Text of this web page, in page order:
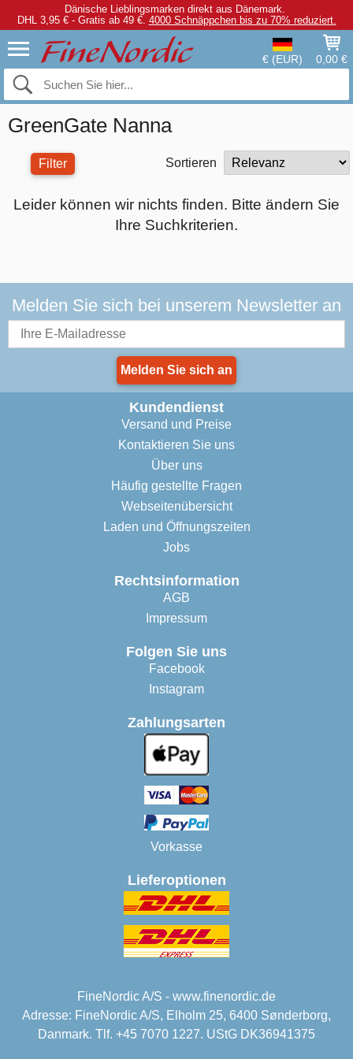
Dänische Lieblingsmarken direkt aus Dänemark.
DHL 3,95 € - Gratis ab 49 €. 4000 Schnäppchen bis zu 70% reduziert.
€ (EUR) 0,00 €
GreenGate Nanna
Filter Sortieren
Leider können wir nichts finden. Bitte ändern Sie
Ihre Suchkriterien.
Melden Sie sich bei unserem Newsletter an
Melden Sie sich an
Kundendienst
Versand und Preise
Kontaktieren Sie uns
Über uns
Häufig gestellte Fragen
Webseitenübersicht
Laden und Öffnungszeiten
Jobs
Rechtsinformation
AGB
Impressum
Folgen Sie uns
Facebook
Instagram
Zahlungsarten
Vorkasse
Lieferoptionen
FineNordic A/S - www.finenordic.de
Adresse: FineNordic A/S, Elholm 25, 6400 Sønderborg,
Danmark. Tlf. +45 7070 1227. UStG DK36941375